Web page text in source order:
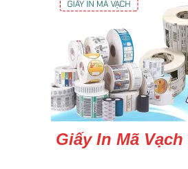
Giấy In Mã Vạch